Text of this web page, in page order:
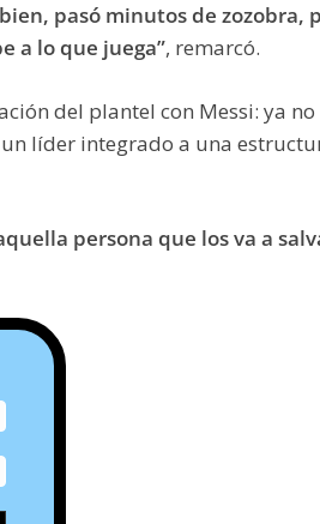
pasó minutos de zozobra,
a lo que juega”, remarcó.
del plantel con Messi: ya no
líder integrado a una
persona que los va a